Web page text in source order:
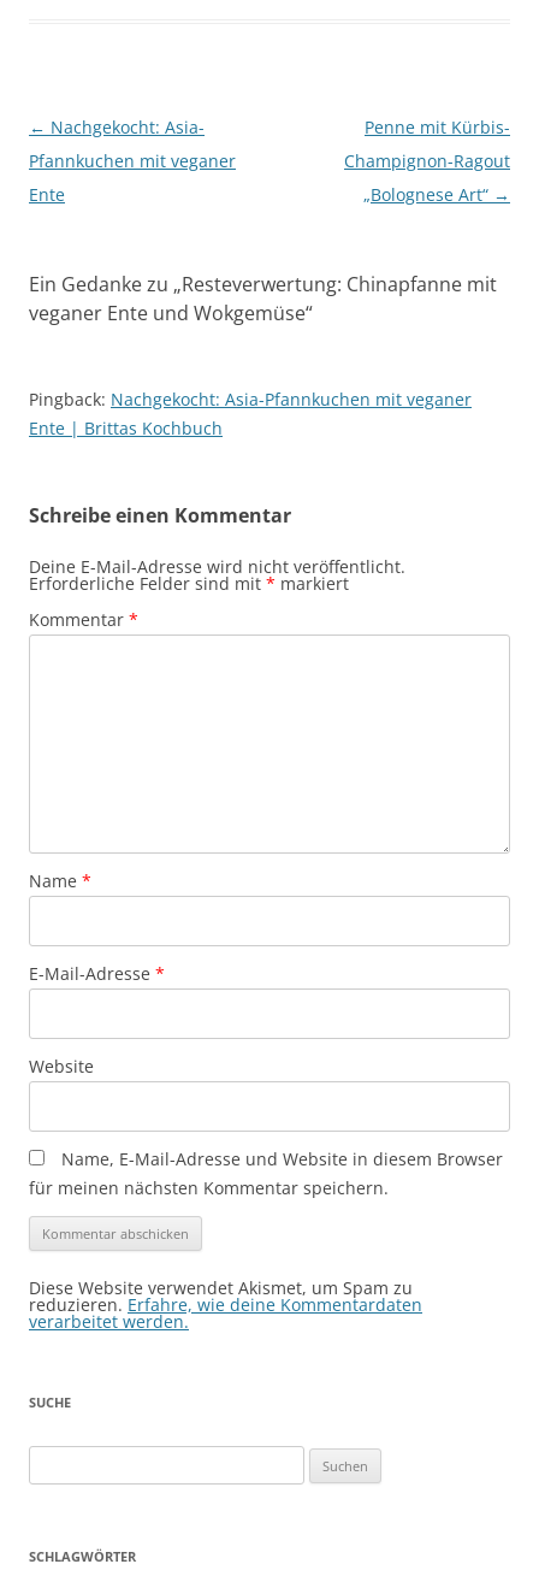
Beitragsnavigation
← Nachgekocht: Asia-
Pfannkuchen mit veganer
Ente
Penne mit Kürbis-
Champignon-Ragout
„Bolognese Art“ →
Ein Gedanke zu „Resteverwertung: Chinapfanne mit
veganer Ente und Wokgemüse“
Pingback: Nachgekocht: Asia-Pfannkuchen mit veganer
Ente | Brittas Kochbuch
Schreibe einen Kommentar
Deine E-Mail-Adresse wird nicht veröffentlicht.
Erforderliche Felder sind mit * markiert
Kommentar *
Name *
E-Mail-Adresse *
Website
Name, E-Mail-Adresse und Website in diesem Browser
für meinen nächsten Kommentar speichern.
Diese Website verwendet Akismet, um Spam zu
reduzieren. Erfahre, wie deine Kommentardaten
verarbeitet werden.
SUCHE
nach:
SCHLAGWÖRTER